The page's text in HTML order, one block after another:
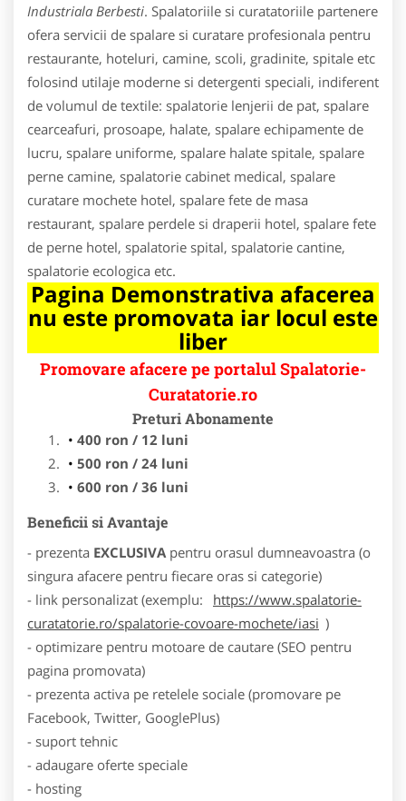
Industriala Berbesti. Spalatoriile si curatatoriile partenere
ofera servicii de spalare si curatare profesionala pentru
restaurante, hoteluri, camine, scoli, gradinite, spitale etc
folosind utilaje moderne si detergenti speciali, indiferent
de volumul de textile: spalatorie lenjerii de pat, spalare
cearceafuri, prosoape, halate, spalare echipamente de
lucru, spalare uniforme, spalare halate spitale, spalare
perne camine, spalatorie cabinet medical, spalare
curatare mochete hotel, spalare fete de masa
restaurant, spalare perdele si draperii hotel, spalare fete
de perne hotel, spalatorie spital, spalatorie cantine,
spalatorie ecologica etc.
Pagina Demonstrativa afacerea
nu este promovata iar locul este
liber
Promovare afacere pe portalul Spalatorie-
Curatatorie.ro
Preturi Abonamente
400 ron / 12 luni
500 ron / 24 luni
600 ron / 36 luni
Beneficii si Avantaje
- prezenta EXCLUSIVA pentru orasul dumneavoastra (o
singura afacere pentru fiecare oras si categorie)
- link personalizat (exemplu:
https://www.spalatorie-
curatatorie.ro/spalatorie-covoare-mochete/iasi )
- optimizare pentru motoare de cautare (SEO pentru
pagina promovata)
- prezenta activa pe retelele sociale (promovare pe
Facebook, Twitter, GooglePlus)
- suport tehnic
- adaugare oferte speciale
- hosting